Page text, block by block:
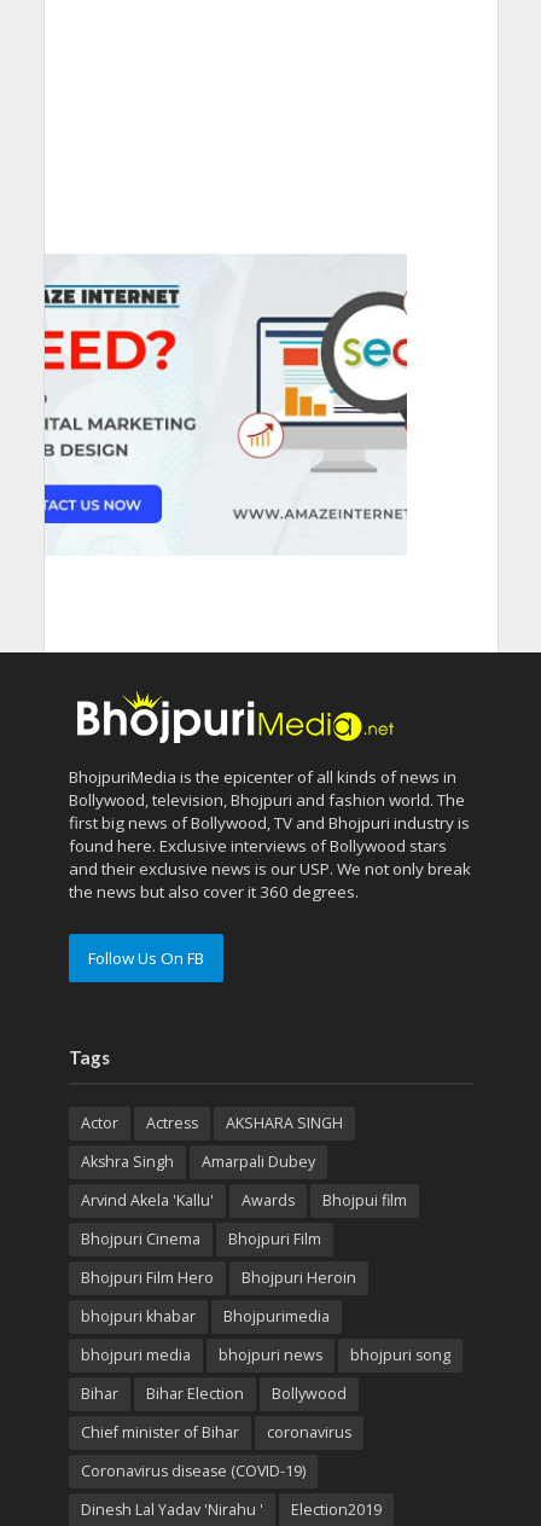
BhojpuriMedia is the epicenter of all kinds of news in
Bollywood, television, Bhojpuri and fashion world. The
first big news of Bollywood, TV and Bhojpuri industry is
found here. Exclusive interviews of Bollywood stars
and their exclusive news is our USP. We not only break
the news but also cover it 360 degrees.
Follow Us On FB
Tags
Actor Actress
AKSHARA SINGH
Akshra Singh
Amarpali Dubey
Arvind Akela 'Kallu'
Awards
Bhojpui film
Bhojpuri Cinema
Bhojpuri Film
Bhojpuri Film Hero
Bhojpuri Heroin
bhojpuri khabar
Bhojpurimedia
bhojpuri media
bhojpuri news
bhojpuri song
Bihar
Bihar Election
Bollywood
Chief minister of Bihar
coronavirus
Coronavirus disease (COVID-19)
Dinesh Lal Yadav 'Nirahu '
Election2019